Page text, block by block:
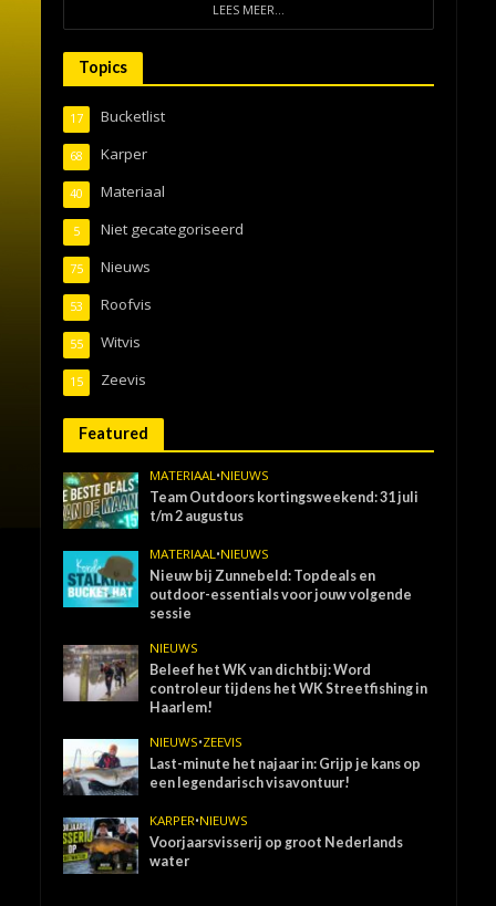
LEES MEER...
Topics
Bucketlist
17
Karper
68
Materiaal
40
Niet gecategoriseerd
5
Nieuws
75
Roofvis
53
Witvis
55
Zeevis
15
Featured
MATERIAAL •NIEUWS
Team Outdoors kortingsweekend: 31 juli
t/m 2 augustus
MATERIAAL •NIEUWS
Nieuw bij Zunnebeld: Topdeals en
outdoor-essentials voor jouw volgende
sessie
NIEUWS
Beleef het WK van dichtbij: Word
controleur tijdens het WK Streetfishing in
Haarlem!
NIEUWS•ZEEVIS
Last-minute het najaar in: Grijp je kans op
een legendarisch visavontuur!
KARPER•NIEUWS
Voorjaarsvisserij op groot Nederlands
water